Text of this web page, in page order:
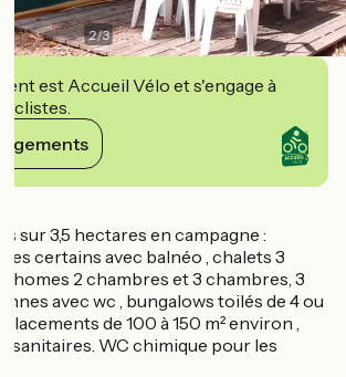
2/3
est Accueil Vélo et s'engage à
sur 3,5 hectares en campagne :
certains avec balnéo , chalets 3
homes 2 chambres et 3 chambres, 3
avec wc , bungalows toilés de 4 ou
de 100 à 150 m² environ ,
3 sanitaires. WC chimique pour les